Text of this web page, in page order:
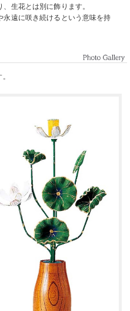
生花とは別に飾ります。
遠に咲き続けるという意味を持